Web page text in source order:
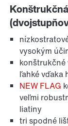
Mazivá
vysokým
konštrukčné
ľahké vďaka
NEW FLAG
veľmi
liatiny
tri spodné